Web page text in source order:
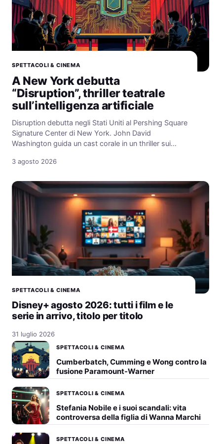
SPETTACOLI & CINEMA
A New York debutta
“Disruption”, thriller teatrale
sull’intelligenza artificiale
Disruption debutta negli Stati Uniti al Pershing Square
Signature Center di New York. John David
Washington guida un cast corale in un thriller sui…
3 agosto 2026
SPETTACOLI & CINEMA
Disney+ agosto 2026: tutti i film e le
serie in arrivo, titolo per titolo
31 luglio 2026
SPETTACOLI & CINEMA
Cumberbatch, Cumming e Wong contro la
fusione Paramount-Warner
SPETTACOLI & CINEMA
Stefania Nobile e i suoi scandali: vita
controversa della figlia di Wanna Marchi
SPETTACOLI & CINEMA